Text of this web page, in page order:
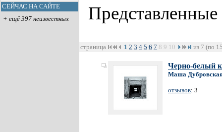
СЕЙЧАС НА САЙТЕ
+ ещё 397 неизвестных
страница 1 2 3 4 5 6 7 8 9 10 из 7 (по
Черно-белый
Маша
отзывов: 3